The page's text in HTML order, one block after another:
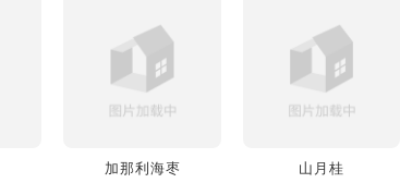
加那利海枣 山月桂